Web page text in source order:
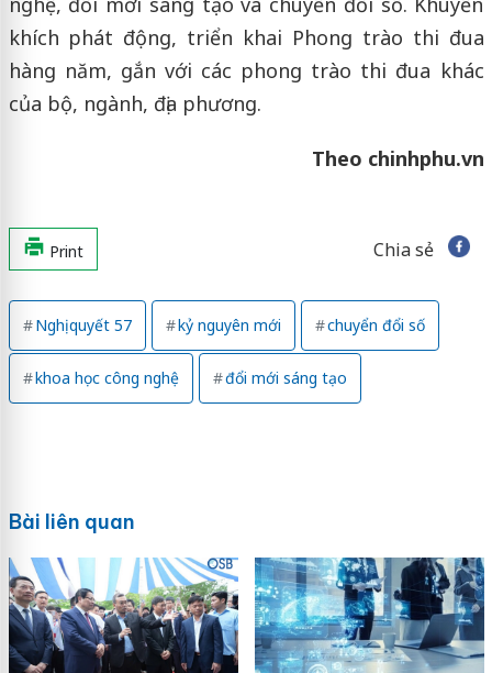
khích phát động, triển khai Phong trào thi đua
hàng năm, gắn với các phong trào thi đua khác
của bộ, ngành, địa phương.
Theo chinhphu.vn
Print Chia sẻ
Nghị quyết 57 kỷ nguyên mới chuyển đổi số
khoa học công nghệ đổi mới sáng tạo
Bài liên quan